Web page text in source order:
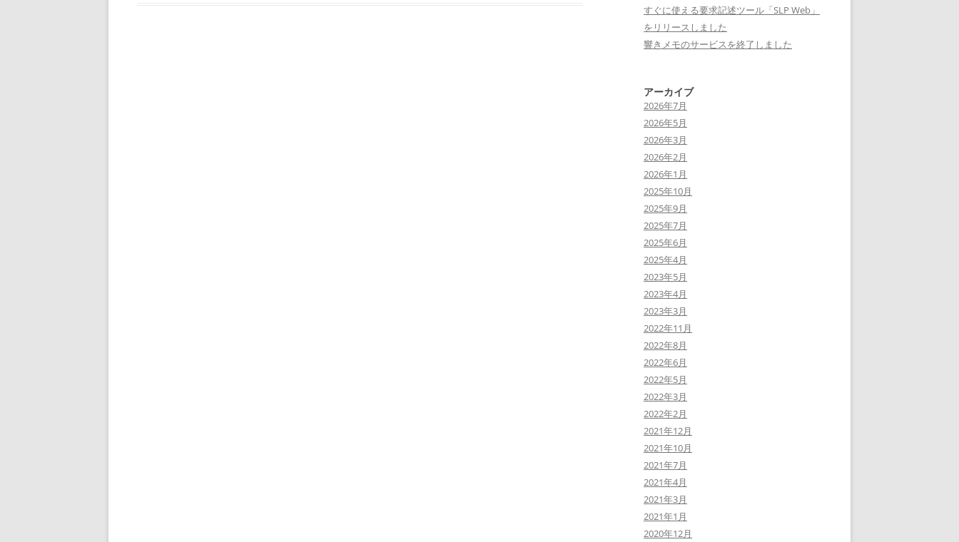
すぐに使える要求記述ツール「SLP Web」
をリリースしました
響きメモのサービスを終了しました
アーカイブ
2026年7月
2026年5月
2026年3月
2026年2月
2026年1月
2025年10月
2025年9月
2025年7月
2025年6月
2025年4月
2023年5月
2023年4月
2023年3月
2022年11月
2022年8月
2022年6月
2022年5月
2022年3月
2022年2月
2021年12月
2021年10月
2021年7月
2021年4月
2021年3月
2021年1月
2020年12月